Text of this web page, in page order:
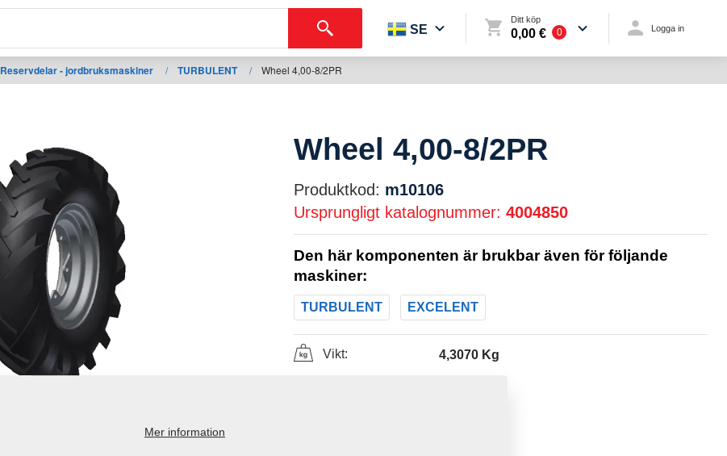
SE
Ditt köp
0,00 € 0 Logga in
Reservdelar - jordbruksmaskiner / TURBULENT / Wheel 4,00-8/2PR
Wheel 4,00-8/2PR
Produktkod: m10106
Ursprungligt katalognummer: 4004850
Den här komponenten är brukbar även för följande
maskiner:
TURBULENT EXCELENT
Vikt: 4,3070 Kg
Mer information